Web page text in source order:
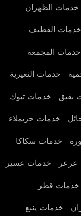
خدمات الظهران
خدمات القطيف
خدمات المجمعة
خدمات النعيرية
بقيق خدمات تبوك
خدمات حريملاء
خدمات سكاكا
خدمات عسير
خدمات قطر
خدمات ينبع